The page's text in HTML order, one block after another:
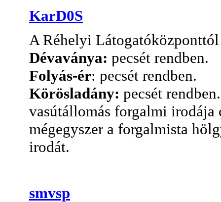
KarD0S
A Réhelyi
Dévaványa: pecsét rendben.
Folyás-ér: pecsét rendben.
Körösladány: pecsét
vasútállomás forgalmi
mégegyszer a forgalmista
irodát.
smvsp